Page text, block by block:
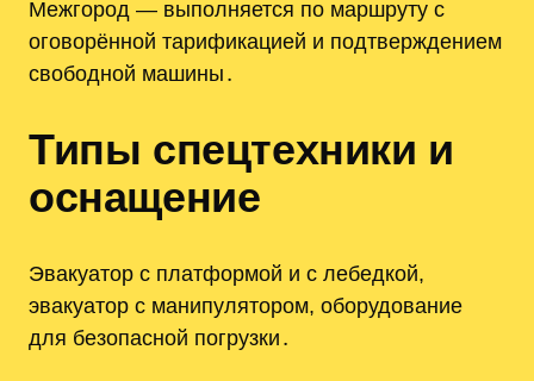
Межгород — выполняется по маршруту с
оговорённой тарификацией и подтверждением
свободной машины․
Типы спецтехники и
оснащение
Эвакуатор с платформой и с лебедкой,
эвакуатор с манипулятором, оборудование
для безопасной погрузки․